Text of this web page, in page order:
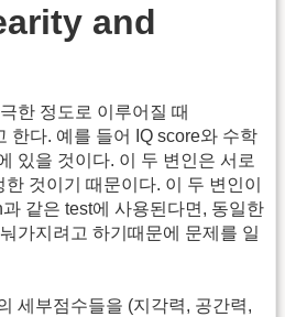
and
한 정도로 이루어질 때
한다. 예를 들어 IQ score와 수학
있을 것이다. 이 두 변인은 서로
것이기 때문이다. 이 두 변인이
같은 test에 사용된다면, 동일한
가지려고 하기때문에 문제를 일
세부점수들을 (지각력, 공간력,